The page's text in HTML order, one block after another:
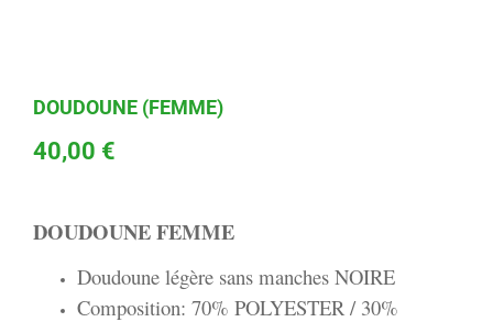
DOUDOUNE (FEMME)
40,00 €
DOUDOUNE FEMME
Doudoune légère sans manches NOIRE
Composition: 70% POLYESTER / 30%